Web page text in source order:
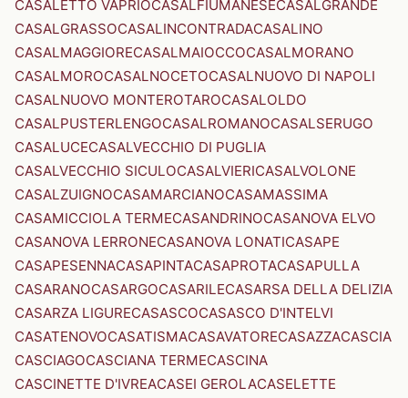
CASALETTO VAPRIOCASALFIUMANESECASALGRANDE
CASALGRASSOCASALINCONTRADACASALINO
CASALMAGGIORECASALMAIOCCOCASALMORANO
CASALMOROCASALNOCETOCASALNUOVO DI NAPOLI
CASALNUOVO MONTEROTAROCASALOLDO
CASALPUSTERLENGOCASALROMANOCASALSERUGO
CASALUCECASALVECCHIO DI PUGLIA
CASALVECCHIO SICULOCASALVIERICASALVOLONE
CASALZUIGNOCASAMARCIANOCASAMASSIMA
CASAMICCIOLA TERMECASANDRINOCASANOVA ELVO
CASANOVA LERRONECASANOVA LONATICASAPE
CASAPESENNACASAPINTACASAPROTACASAPULLA
CASARANOCASARGOCASARILECASARSA DELLA DELIZIA
CASARZA LIGURECASASCOCASASCO D'INTELVI
CASATENOVOCASATISMACASAVATORECASAZZACASCIA
CASCIAGOCASCIANA TERMECASCINA
CASCINETTE D'IVREACASEI GEROLACASELETTE